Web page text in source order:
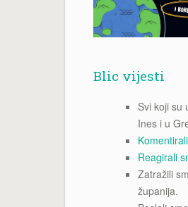
Blic vijesti
Svi koji su
Ines i u
Reagirali
Zatražili
županija.